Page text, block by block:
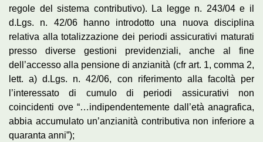
regole del sistema contributivo). La legge n. 243/04 e il
d.Lgs. n. 42/06 hanno introdotto una nuova disciplina
relativa alla totalizzazione dei periodi assicurativi maturati
presso diverse gestioni previdenziali, anche al fine
dell’accesso alla pensione di anzianità (cfr art. 1, comma 2,
lett. a) d.Lgs. n. 42/06, con riferimento alla facoltà per
l’interessato di cumulo di periodi assicurativi non
coincidenti ove “…indipendentemente dall’età anagrafica,
abbia accumulato un’anzianità contributiva non inferiore a
quaranta anni”);